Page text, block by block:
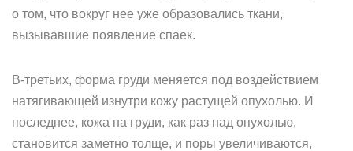
о том, что вокруг нее уже образовались ткани,
вызывавшие появление спаек.
В-третьих, форма груди меняется под воздействием
натягивающей изнутри кожу растущей опухолью. И
последнее, кожа на груди, как раз над опухолью,
становится заметно толще, и поры увеличиваются,